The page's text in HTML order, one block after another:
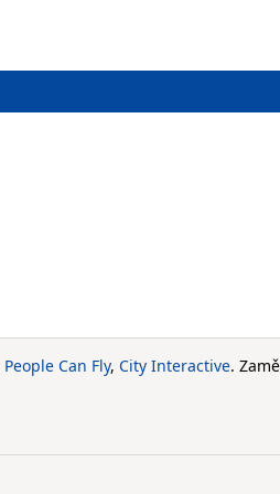
People Can Fly, City Interactive.